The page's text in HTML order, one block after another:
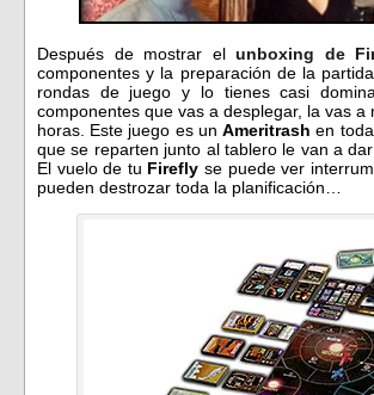
Después de mostrar elunboxing de
componentes y la preparación de la
rondas de juego y lo tienes casi
componentes que vas a desplegar, la vas
horas. Este juego es unAmeritrash en
que se reparten junto al tablero le van a
El vuelo de tu Firefly se puede ver
pueden destrozar toda la planificación…